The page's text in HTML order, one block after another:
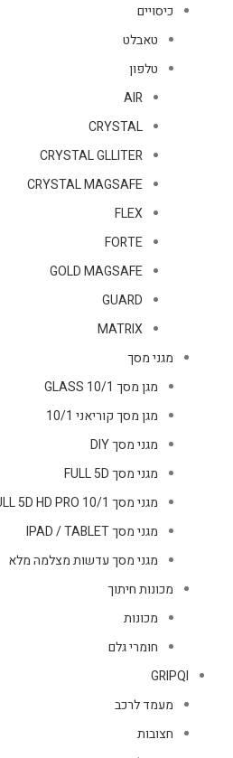
כיסויים
טאבלט
טלפון
AIR
CRYSTAL
CRYSTAL GLLITER
CRYSTAL MAGSAFE
FLEX
FORTE
GOLD MAGSAFE
GUARD
MATRIX
מגני מסך
מגן מסך GLASS 10/1
מגן מסך קוריאני 10/1
מגני מסך DIY
מגני מסך FULL 5D
מגני מסך FULL 5D HD PRO 10/1
מגני מסך IPAD / TABLET
מגני מסך עדשות מצלמה מלא
מכונות חיתוך
מכונות
חומרי גלם
GRIPQI
מעמד לרכב
חצובות